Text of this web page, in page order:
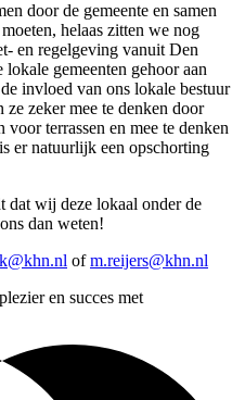
door de gemeente en samen
helaas zitten we nog
en regelgeving vanuit Den
gemeenten gehoor aan
invloed van ons lokale bestuur
zeker mee te denken door
terrassen en mee te denken
er natuurlijk een opschorting
wij deze lokaal onder de
dan weten!
ofm.reijers@khn.nl
en succes met